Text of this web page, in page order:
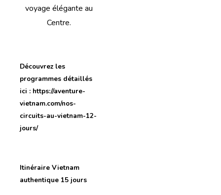
voyage élégante au
Centre.
Découvrez les
programmes détaillés
ici : https://aventure-
vietnam.com/nos-
circuits-au-vietnam-12-
jours/
Itinéraire Vietnam
authentique 15 jours